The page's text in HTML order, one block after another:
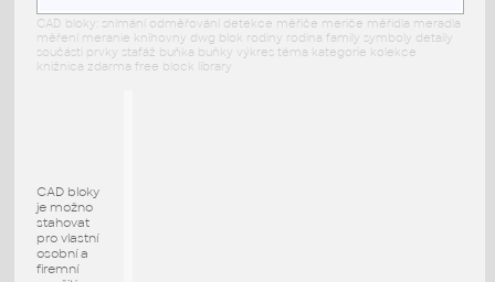
CAD bloky: snímání odměřování detekce měřiče meriče měřidla meradla
měření meranie knihovny dwg blok rodiny rodina family symboly detaily
součásti prvky stafáž buňka buňky výkres téma kategorie kolekce
knižnica zdarma free block library
CAD bloky
je možno
stahovat
pro vlastní
osobní a
firemní